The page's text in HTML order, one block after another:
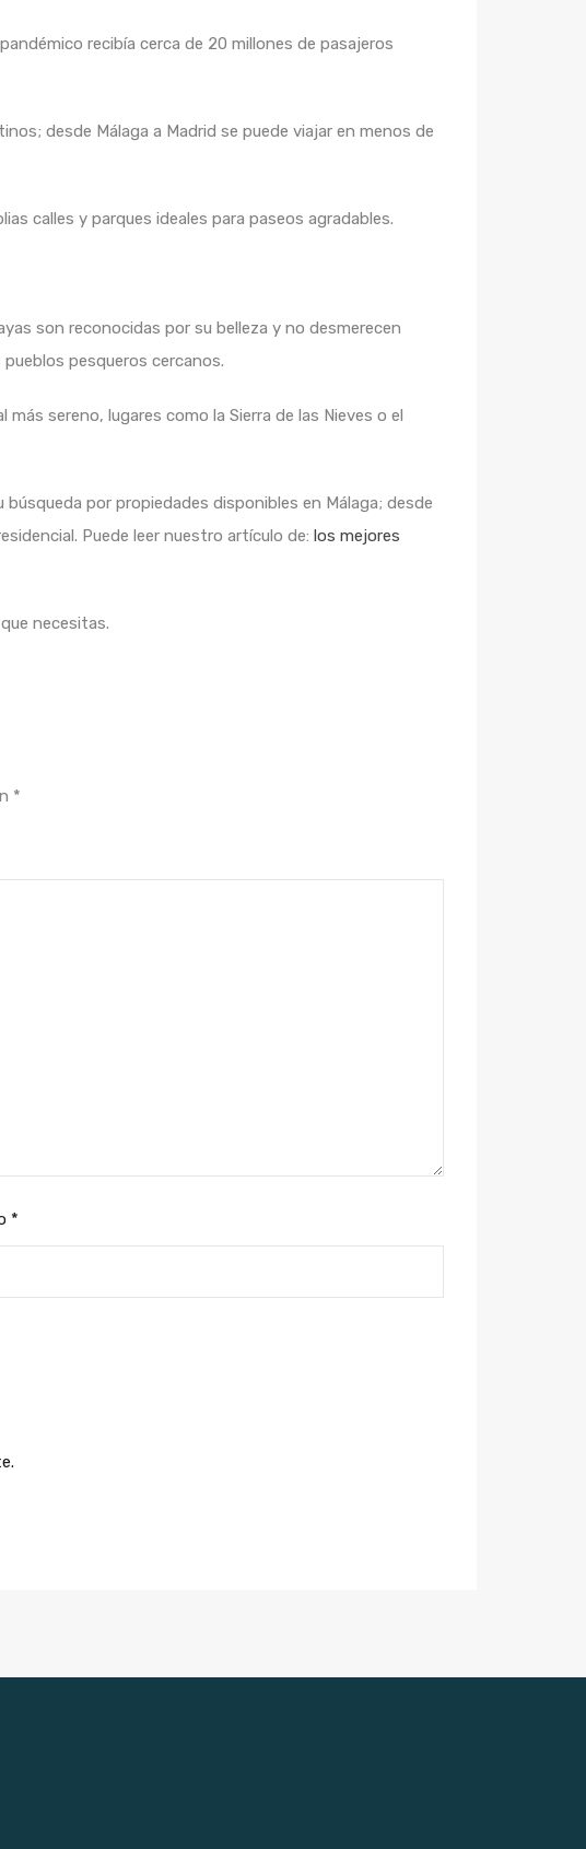
recibía cerca de 20 millones de pasajeros
desde Málaga a Madrid se puede viajar en menos de
calles y parques ideales para paseos agradables.
son reconocidas por su belleza y no desmerecen
pesqueros cercanos.
sereno, lugares como la Sierra de las Nieves o el
por propiedades disponibles en Málaga; desde
Puede leer nuestro artículo de: los mejores
necesitas.
*
*